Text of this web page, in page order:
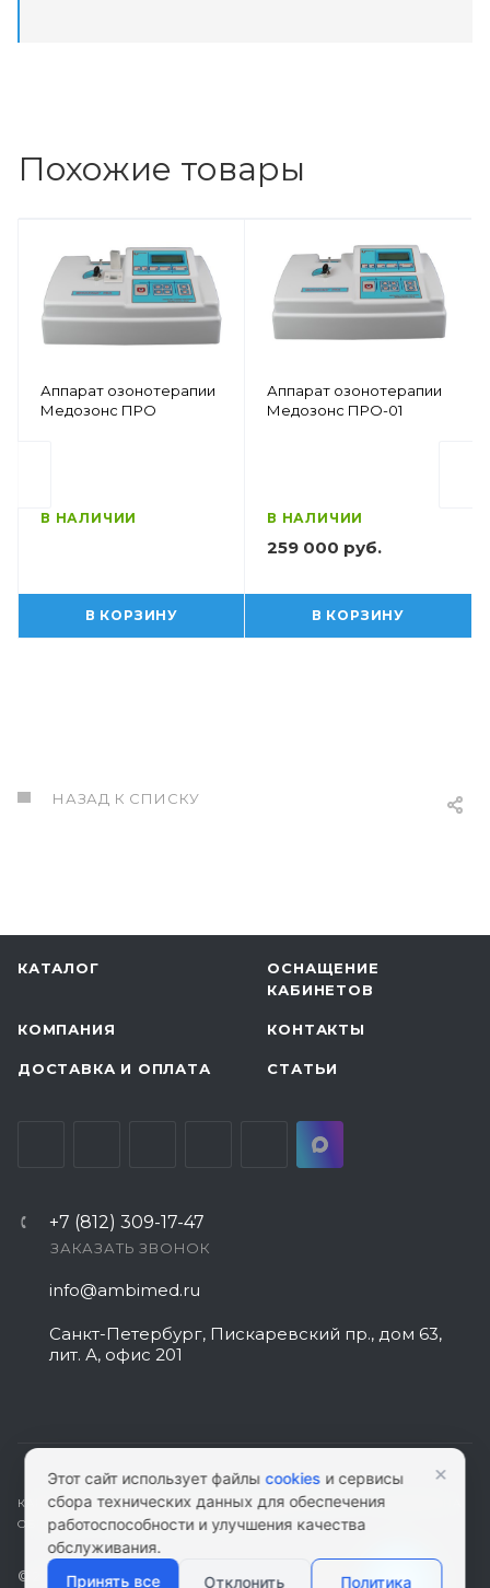
Похожие товары
Аппарат озонотерапии
Медозонс ПРО
В НАЛИЧИИ
В КОРЗИНУ
Аппарат озонотерапии
Медозонс ПРО-01
В НАЛИЧИИ
259 000 руб.
В КОРЗИНУ
НАЗАД К СПИСКУ
КАТАЛОГ
ОСНАЩЕНИЕ
КАБИНЕТОВ
КОМПАНИЯ КОНТАКТЫ
ДОСТАВКА И ОПЛАТА СТАТЬИ
+7 (812) 309-17-47
ЗАКАЗАТЬ ЗВОНОК
info@ambimed.ru
Санкт-Петербург, Пискаревский пр., дом 63,
лит. А, офис 201
КАРТА САЙТА|ПОЛИТИКА КОНФИДЕНЦИАЛЬНОСТИ|СОГЛАСИЕ НА
ОБРАБОТКУ ПЕРСОНАЛЬНЫХ ДАННЫХ
© 2026 ambimed.ru - Медицинское оборудование и
Этот сайт использует файлыcookies и сервисы
сбора технических данных для обеспечения
работоспособности и улучшения качества
обслуживания.
Принять все
Отклонить Политика
×